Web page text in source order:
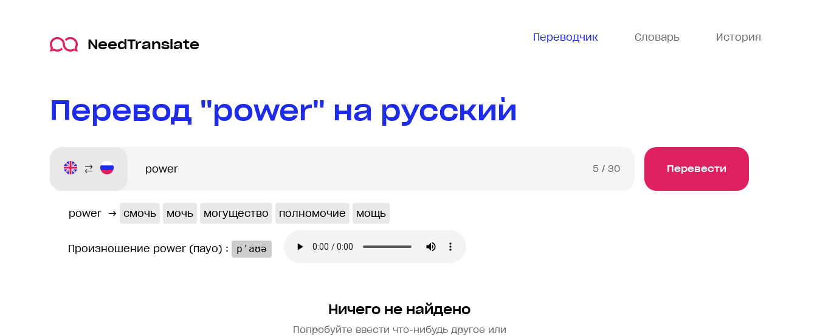
NeedTranslate Переводчик Словарь История
Перевод "power" на русский
5 / 30 Перевести
power → смочь мочь могущество полномочие мощь
Произношение power (пауо) : pˈaʊə
Ничего не найдено
Попробуйте ввести что-нибудь другое или